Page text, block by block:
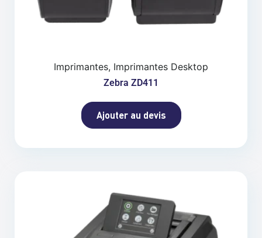
Imprimantes, Imprimantes Desktop
Zebra ZD411
Ajouter au devis